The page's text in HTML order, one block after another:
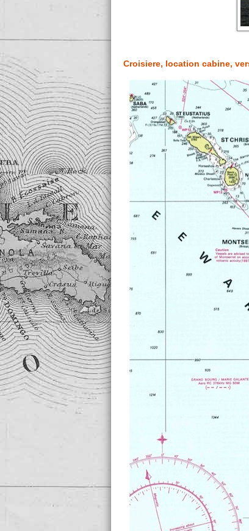
Croisiere, location cabine,